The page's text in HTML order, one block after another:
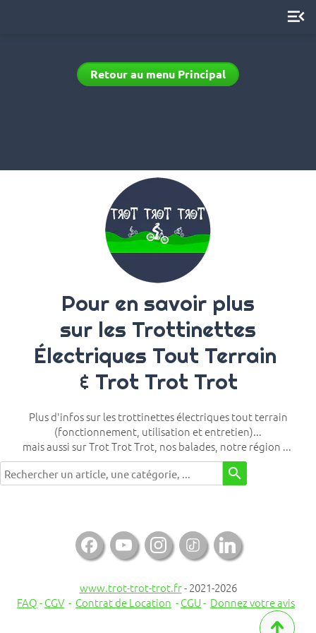
Retour au menu Principal
Pour en savoir plus
sur les Trottinettes
Électriques Tout Terrain
& Trot Trot Trot
Plus d'infos sur les trottinettes électriques tout terrain
(fonctionnement, utilisation et entretien)...
mais aussi sur Trot Trot Trot, nos balades, notre région ...
search

www.trot-trot-trot.fr- 2021-2026
FAQ-CGV - Contrat de Location -CGU- Donnez votre avis
menu_open